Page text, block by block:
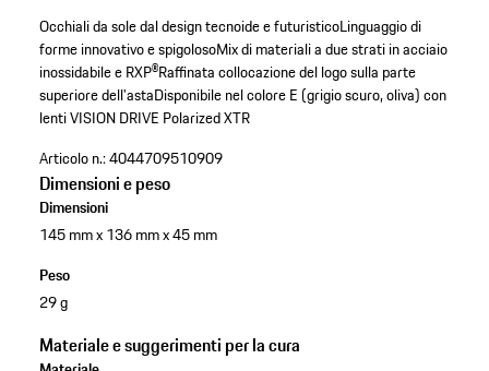
Occhiali da sole dal design tecnoide e futuristicoLinguaggio di
forme innovativo e spigolosoMix di materiali a due strati in acciaio
inossidabile e RXP®Raffinata collocazione del logo sulla parte
superiore dell'astaDisponibile nel colore E (grigio scuro, oliva) con
lenti VISION DRIVE Polarized XTR
Articolo n.:4044709510909
Dimensioni e peso
Dimensioni
145 mm x 136 mm x 45 mm
Peso
29 g
Materiale e suggerimenti per la cura